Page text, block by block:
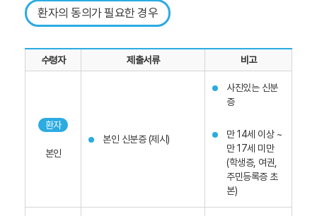
환자의 동의가 필요한 경우
수령자 제출서류 비고
환자
본인
본인 신분증 (제시)
사진있는 신분
증
만 14세 이상 ~
만 17세 미만
(학생증, 여권,
주민등록증 초
본)